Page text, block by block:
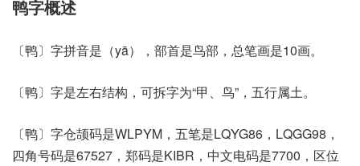
鸭字概述
〔鸭〕字拼音是（yā），部首是鸟部，总笔画是10画。
〔鸭〕字是左右结构，可拆字为“甲、鸟”，五行属土。
〔鸭〕字仓颉码是WLPYM，五笔是LQYG86，LQGG98，
四角号码是67527，郑码是KIBR，中文电码是7700，区位